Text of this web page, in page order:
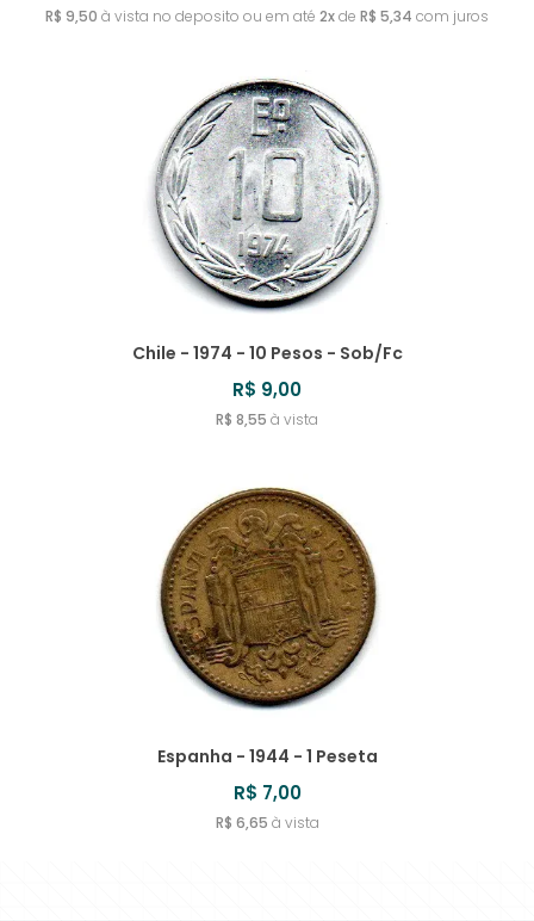
R$ 9,50 à vista no deposito ou em até 2xde R$ 5,34 com juros
Chile - 1974 - 10 Pesos - Sob/Fc
R$ 9,00
R$ 8,55 à vista
Espanha - 1944 - 1 Peseta
R$ 7,00
R$ 6,65 à vista